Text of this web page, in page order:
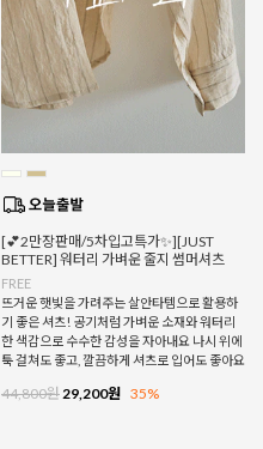
[💕2만장판매/5차입고특가✨][JUST
BETTER] 워터리 가벼운 줄지 썸머셔츠
FREE
뜨거운 햇빛을 가려주는 살안타템으로 활용하
기 좋은 셔츠! 공기처럼 가벼운 소재와 워터리
한 색감으로 수수한 감성을 자아내요 나시 위에
툭 걸쳐도 좋고, 깔끔하게 셔츠로 입어도 좋아요
44,800원 29,200원 35%